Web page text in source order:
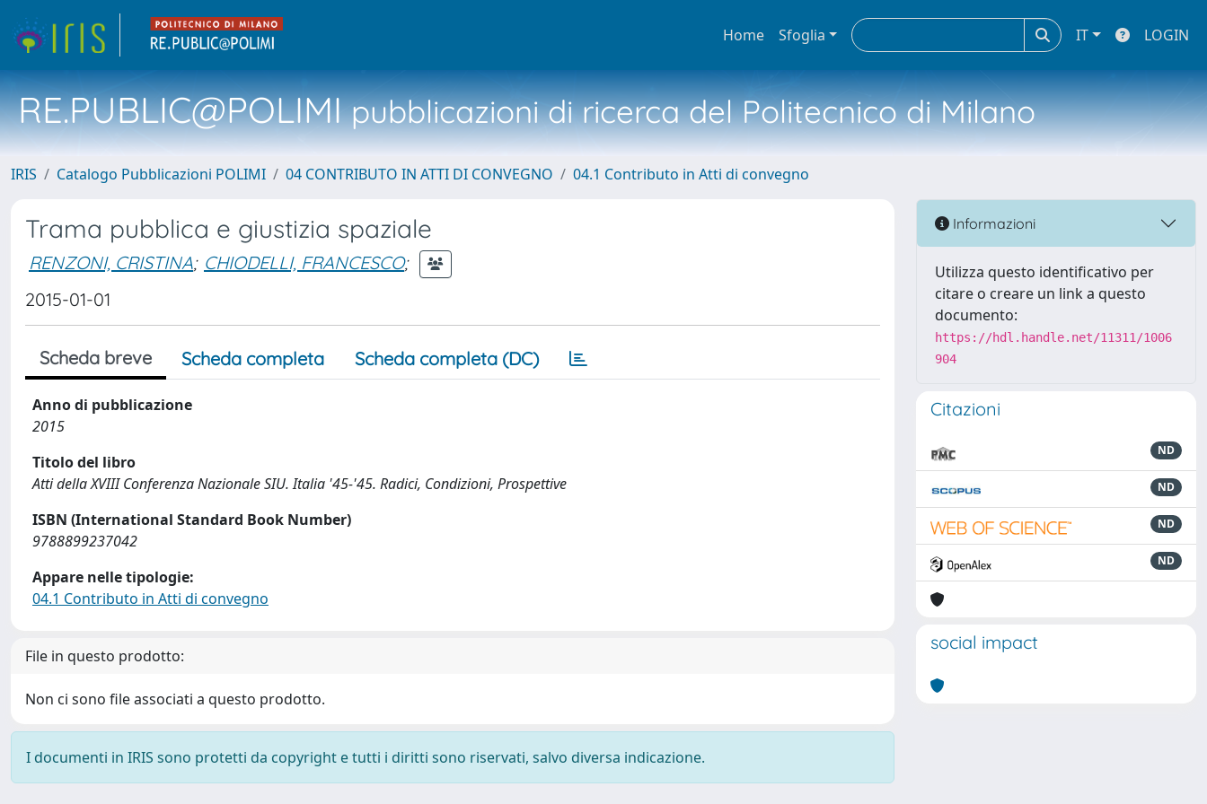
Home Sfoglia IT LOGIN
RE.PUBLIC@POLIMIpubblicazioni di ricerca del Politecnico di Milano
IRIS Catalogo Pubblicazioni POLIMI 04 CONTRIBUTO IN ATTI DI CONVEGNO 04.1 Contributo in Atti di convegno
Trama pubblica e giustizia spaziale
RENZONI, CRISTINA; CHIODELLI, FRANCESCO;
2015-01-01
Scheda breve Scheda completa Scheda completa (DC)
Anno di pubblicazione
2015
Titolo del libro
Atti della XVIII Conferenza Nazionale SIU. Italia '45-'45. Radici, Condizioni, Prospettive
ISBN (International Standard Book Number)
9788899237042
Appare nelle tipologie:
04.1 Contributo in Atti di convegno
File in questo prodotto:
Non ci sono file associati a questo prodotto.
I documenti in IRIS sono protetti da copyright e tutti i diritti sono riservati, salvo diversa indicazione.
Informazioni
Utilizza questo identificativo per
citare o creare un link a questo
documento:
https://hdl.handle.net/11311/1006
904
Citazioni
ND
ND
ND
ND
social impact